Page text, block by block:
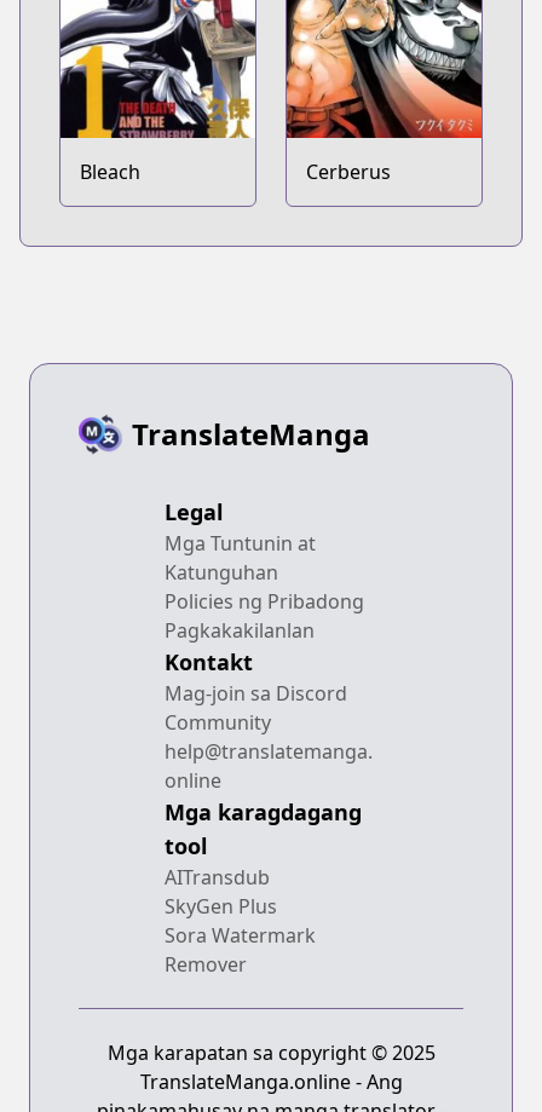
Bleach Cerberus
TranslateManga
Legal
Mga Tuntunin at
Katunguhan
Policies ng Pribadong
Pagkakakilanlan
Kontakt
Mag-join sa Discord
Community
help@translatemanga.
online
Mga karagdagang
tool
AITransdub
SkyGen Plus
Sora Watermark
Remover
Mga karapatan sa copyright © 2025
TranslateManga.online - Ang